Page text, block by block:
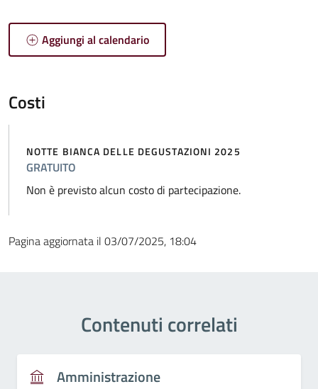
Aggiungi al calendario
Costi
NOTTE BIANCA DELLE DEGUSTAZIONI 2025
GRATUITO
Non è previsto alcun costo di partecipazione.
Pagina aggiornata il 03/07/2025, 18:04
Contenuti correlati
Amministrazione